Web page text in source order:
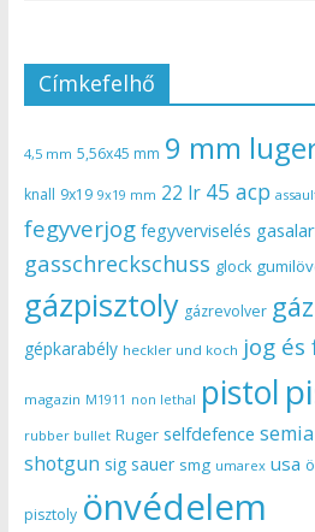
Címkefelhő
4,5 mm 5,56x45 mm 9 mm
knall 9x19 9x19 mm 22 lr 45 acp
fegyverjog fegyverviselés
gasschreckschuss glock
gázpisztoly gázrevolver
gépkarabély heckler und koch jog és
magazin M1911 non lethal pistol
rubber bullet Ruger selfdefence
shotgun sig sauer smg umarex usa
pisztoly önvédelem